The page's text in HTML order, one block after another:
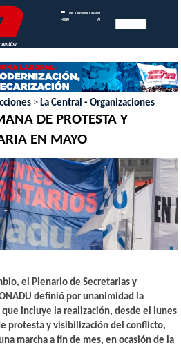
MENU
INICIOINSTITUCIONAL MEMORIAS
ANUALES
> La Central - Organizaciones
DE PROTESTA Y
EN MAYO
el Plenario de Secretarias y
definió por unanimidad la
incluye la realización, desde el lunes
protesta y visibilización del conflicto,
marcha a fin de mes, en ocasión de la